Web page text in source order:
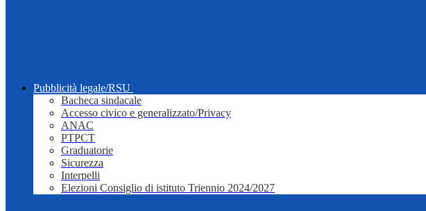
Pubblicità legale/RSU
Bacheca sindacale
Accesso civico e generalizzato/Privacy
ANAC
PTPCT
Graduatorie
Sicurezza
Interpelli
Elezioni Consiglio di istituto Triennio 2024/2027